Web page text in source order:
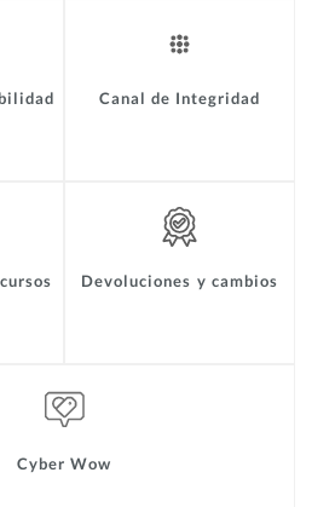
Canal de Integridad
Devoluciones y cambios
Cyber Wow